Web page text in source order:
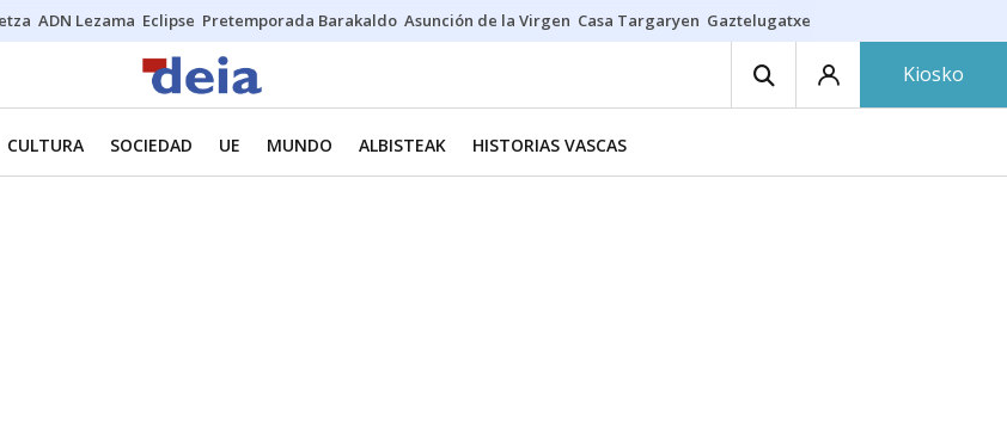
ADN Lezama Eclipse Pretemporada Barakaldo Asunción de la Virgen Casa Targaryen Gaztelugatxe
Kiosko
CULTURA SOCIEDAD UE MUNDO ALBISTEAK HISTORIAS VASCAS